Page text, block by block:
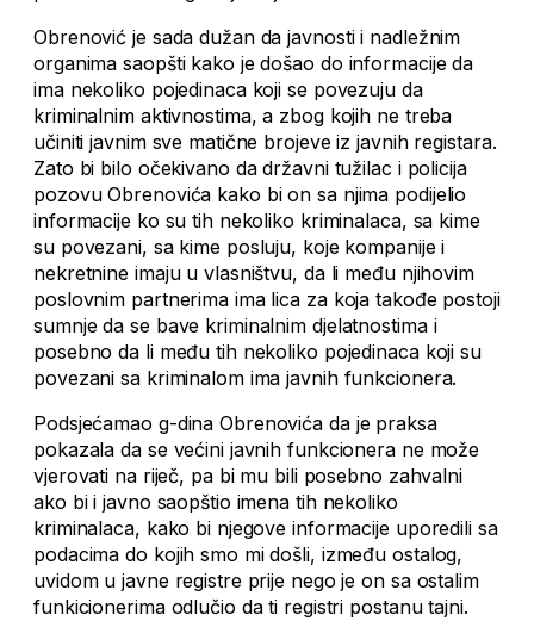
Obrenović je sada dužan da javnosti i nadležnim
organima saopšti kako je došao do informacije da
ima nekoliko pojedinaca koji se povezuju da
kriminalnim aktivnostima, a zbog kojih ne treba
učiniti javnim sve matične brojeve iz javnih registara.
Zato bi bilo očekivano da državni tužilac i policija
pozovu Obrenovića kako bi on sa njima podijelio
informacije ko su tih nekoliko kriminalaca, sa kime
su povezani, sa kime posluju, koje kompanije i
nekretnine imaju u vlasništvu, da li među njihovim
poslovnim partnerima ima lica za koja takođe postoji
sumnje da se bave kriminalnim djelatnostima i
posebno da li među tih nekoliko pojedinaca koji su
povezani sa kriminalom ima javnih funkcionera.
Podsjećamao g-dina Obrenovića da je praksa
pokazala da se većini javnih funkcionera ne može
vjerovati na riječ, pa bi mu bili posebno zahvalni
ako bi i javno saopštio imena tih nekoliko
kriminalaca, kako bi njegove informacije uporedili sa
podacima do kojih smo mi došli, između ostalog,
uvidom u javne registre prije nego je on sa ostalim
funkicionerima odlučio da ti registri postanu tajni.